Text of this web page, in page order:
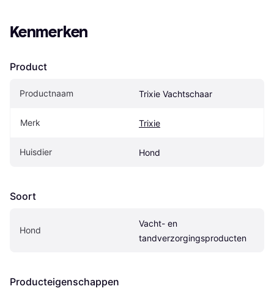
Kenmerken
Product
Productnaam Trixie Vachtschaar
Merk Trixie
Huisdier Hond
Soort
Hond
Vacht- en
tandverzorgingsproducten
Producteigenschappen